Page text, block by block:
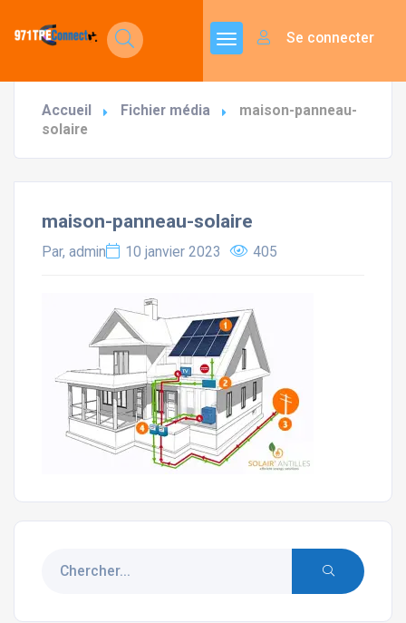
Se connecter
Accueil Fichier média
maison-panneau-
solaire
maison-panneau-solaire
Par, admin 10 janvier 2023 405